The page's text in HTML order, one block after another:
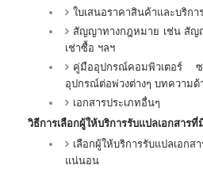
ใบเสนอราคาสินค้าและบริกา
สัญญาทางกฎหมาย เช่น สั
เช่าซื้อ ฯลฯ
คู่มืออุปกรณ์คอมพิวเตอร์
อุปกรณ์ต่อพ่วงต่างๆ บทความด้
เอกสารประเภทอื่นๆ
วิธีการเลือกผู้ให้บริการรับแปลเอกสาร
เลือกผู้ให้บริการรับแปลเอก
แน่นอน